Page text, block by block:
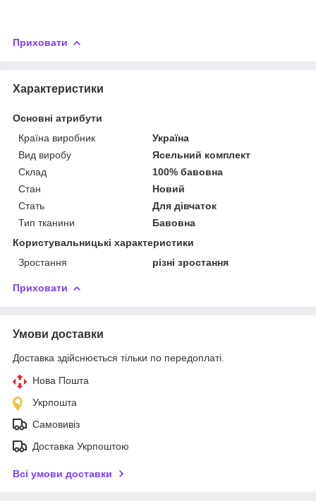
Приховати
Характеристики
Основні атрибути
Країна виробник
Україна
Вид виробу
Ясельний комплект
Склад
100% бавовна
Стан
Новий
Стать
Для дівчаток
Тип тканини
Бавовна
Користувальницькі характеристики
Зростання
різні зростання
Приховати
Умови доставки
Доставка здійснюється тільки по передоплаті.
Нова Пошта
Укрпошта
Самовивіз
Доставка Укрпоштою
Всі умови доставки